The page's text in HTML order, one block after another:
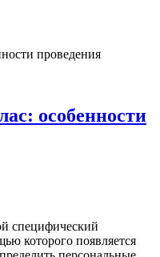
особенности
специфический
которого появляется